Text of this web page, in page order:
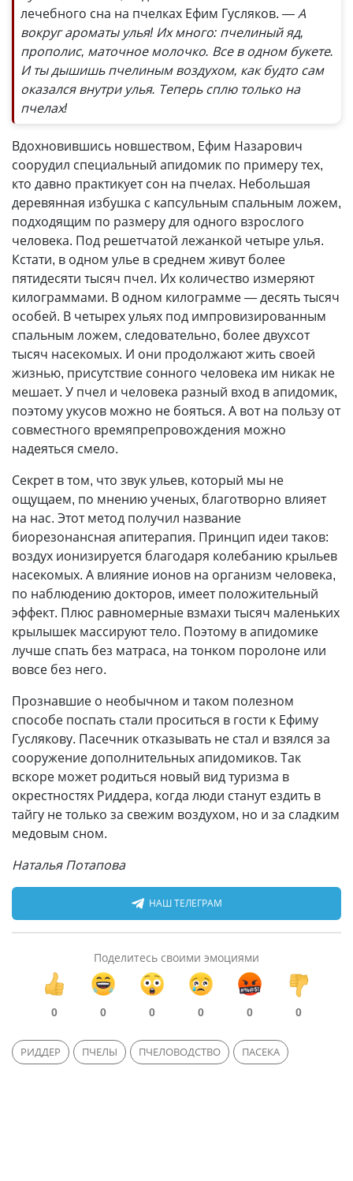
лечебного сна на пчелках Ефим Гусляков. — А
вокруг ароматы улья! Их много: пчелиный яд,
прополис, маточное молочко. Все в одном букете.
И ты дышишь пчелиным воздухом, как будто сам
оказался внутри улья. Теперь сплю только на
пчелах!
Вдохновившись новшеством, Ефим Назарович
соорудил специальный апидомик по примеру тех,
кто давно практикует сон на пчелах. Небольшая
деревянная избушка с капсульным спальным ложем,
подходящим по размеру для одного взрослого
человека. Под решетчатой лежанкой четыре улья.
Кстати, в одном улье в среднем живут более
пятидесяти тысяч пчел. Их количество измеряют
килограммами. В одном килограмме — десять тысяч
особей. В четырех ульях под импровизированным
спальным ложем, следовательно, более двухсот
тысяч насекомых. И они продолжают жить своей
жизнью, присутствие сонного человека им никак не
мешает. У пчел и человека разный вход в апидомик,
поэтому укусов можно не бояться. А вот на пользу от
совместного времяпрепровождения можно
надеяться смело.
Секрет в том, что звук ульев, который мы не
ощущаем, по мнению ученых, благотворно влияет
на нас. Этот метод получил название
биорезонансная апитерапия. Принцип идеи таков:
воздух ионизируется благодаря колебанию крыльев
насекомых. А влияние ионов на организм человека,
по наблюдению докторов, имеет положительный
эффект. Плюс равномерные взмахи тысяч маленьких
крылышек массируют тело. Поэтому в апидомике
лучше спать без матраса, на тонком поролоне или
вовсе без него.
Прознавшие о необычном и таком полезном
способе поспать стали проситься в гости к Ефиму
Гуслякову. Пасечник отказывать не стал и взялся за
сооружение дополнительных апидомиков. Так
вскоре может родиться новый вид туризма в
окрестностях Риддера, когда люди станут ездить в
тайгу не только за свежим воздухом, но и за сладким
медовым сном.
Наталья Потапова
НАШ ТЕЛЕГРАМ
Поделитесь своими эмоциями
0 0 0 0 0 0
РИДДЕР ПЧЕЛЫ ПЧЕЛОВОДСТВО ПАСЕКА